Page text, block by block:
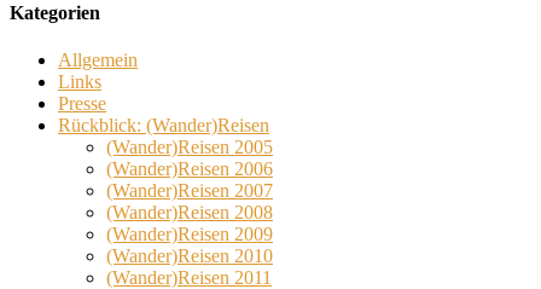
Kategorien
Allgemein
Links
Presse
Rückblick: (Wander)Reisen
(Wander)Reisen 2005
(Wander)Reisen 2006
(Wander)Reisen 2007
(Wander)Reisen 2008
(Wander)Reisen 2009
(Wander)Reisen 2010
(Wander)Reisen 2011